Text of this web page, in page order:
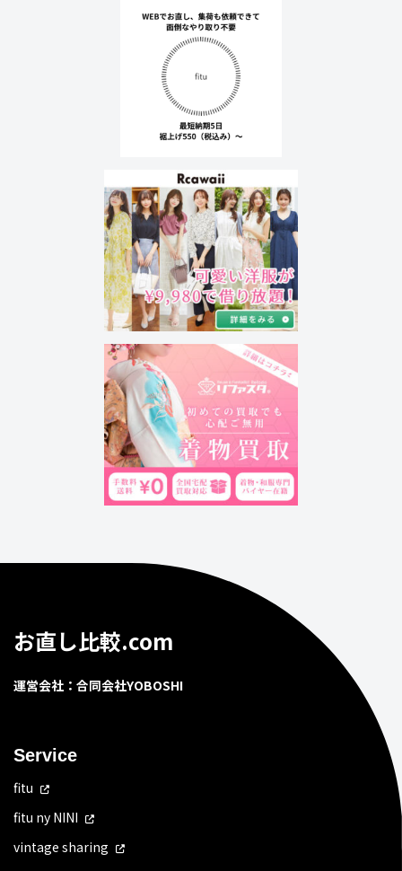
お直し比較.com
運営会社：合同会社YOBOSHI
Service
fitu
fitu ny NINI
vintage sharing